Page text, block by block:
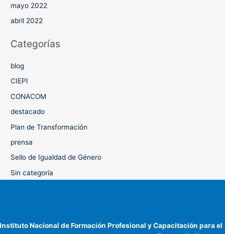
mayo 2022
abril 2022
Categorías
blog
CIEPI
CONACOM
destacado
Plan de Transformación
prensa
Sello de Igualdad de Género
Sin categoría
Instituto Nacional de Formación Profesional y Capacitación para el